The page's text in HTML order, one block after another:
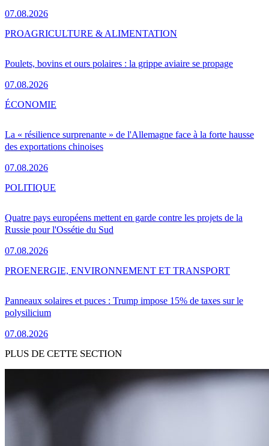
07.08.2026
Poulets, bovins et ours polaires : la grippe aviaire se propage
07.08.2026
PROAGRICULTURE & ALIMENTATION
La « résilience surprenante » de l'Allemagne face à la forte hausse
des exportations chinoises
07.08.2026
ÉCONOMIE
Quatre pays européens mettent en garde contre les projets de la
Russie pour l'Ossétie du Sud
07.08.2026
POLITIQUE
Panneaux solaires et puces : Trump impose 15% de taxes sur le
polysilicium
07.08.2026
PROENERGIE, ENVIRONNEMENT ET TRANSPORT
PLUS DE CETTE SECTION